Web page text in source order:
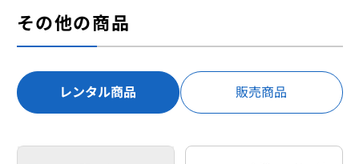
その他の商品
レンタル商品 販売商品